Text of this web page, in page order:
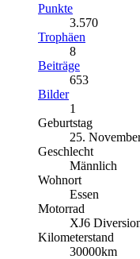
Punkte
3.570
Trophäen
8
Beiträge
653
Bilder
1
Geburtstag
25.
Geschlecht
Männlich
Wohnort
Essen
Motorrad
XJ6
Kilometerstand
30000km